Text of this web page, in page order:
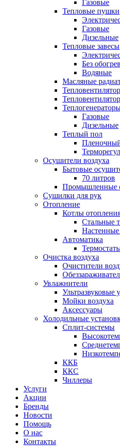
Газовые
Тепловые пушки
Газовые
Дизельные
Тепловые завесы
Без
Водяные
Масляные
Газовые
Дизельные
Теплый пол
Осушители воздуха
Бытовые
70 литров
Промышленные
Сушилки для рук
Отопление
Котлы
Стальные
Настенные
Автоматика
Очистка воздуха
Очистители
Увлажнители
Ультразвуковые
Мойки воздуха
Аксессуары
Холодильные
Сплит-системы
ККБ
ККС
Чиллеры
Услуги
Акции
Бренды
Новости
Помощь
О нас
Контакты